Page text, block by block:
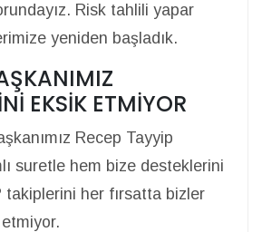
Risk tahlili yapar
yeniden başladık.
EKSİK ETMİYOR
Recep Tayyip
suretle hem bize desteklerini
takiplerini her fırsatta bizler